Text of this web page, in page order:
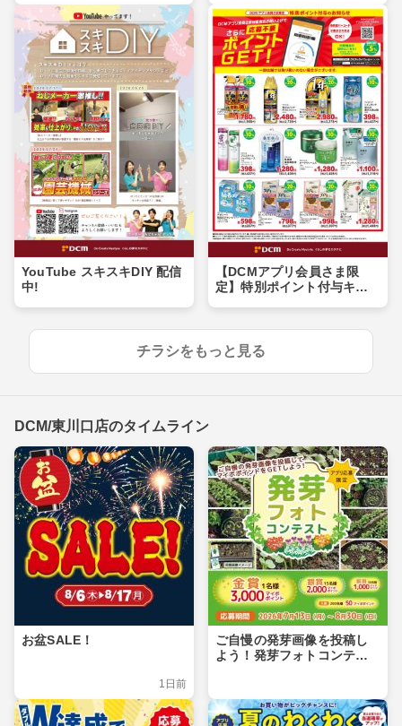
YouTube スキスキDIY 配信
中!
【DCMアプリ会員さま限
定】特別ポイント付与キャ
チラシをもっと見る
DCM/東川口店のタイムライン
お盆SALE！
1日前
ご自慢の発芽画像を投稿し
よう！発芽フォトコンテス